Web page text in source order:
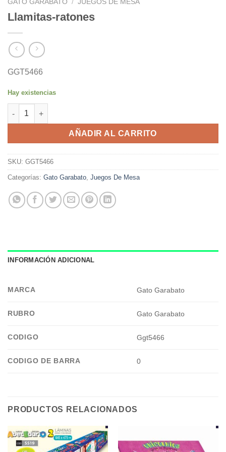
GATO GARABATO / JUEGOS DE MESA
Llamitas-ratones
GGT5466
Hay existencias
Llamitas-ratones cantidad
AÑADIR AL CARRITO
SKU: GGT5466
Categorías: Gato Garabato Juegos De Mesa
INFORMACIÓN ADICIONAL
MARCA Gato Garabato
RUBRO Gato Garabato
CODIGO Ggt5466
CODIGO DE BARRA 0
PRODUCTOS RELACIONADOS